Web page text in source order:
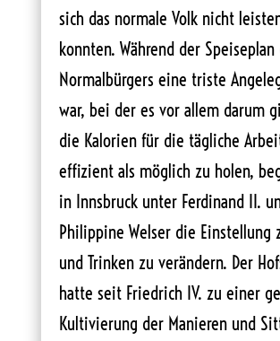
sich das normale Volk nicht
konnten. Während der Speiseplan
Normalbürgers eine triste
war, bei der es vor allem darum
die Kalorien für die tägliche
effizient als möglich zu holen,
in Innsbruck unter Ferdinand II.
Philippine Welser die Einstellung
und Trinken zu verändern. Der
hatte seit Friedrich IV. zu einer
Kultivierung der Manieren und